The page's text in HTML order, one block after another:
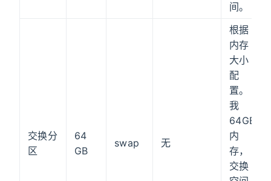
间。
交换分
区
64
GB
swap 无
根据
内存
大小
配
置。
我
64GB
内
存，
交换